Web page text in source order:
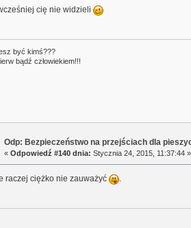
cię nie widzieli
być kimś???
bądź człowiekiem!!!
Odp: Bezpieczeństwo na przejściach dla
«Odpowiedź #140 dnia: Stycznia 24, 2015, 11:37:44 »
raczej ciężko nie zauważyć .